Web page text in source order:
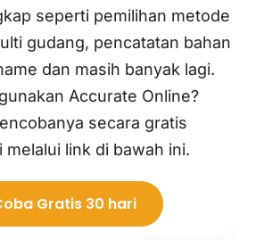
seperti pemilihan metode
gudang, pencatatan bahan
dan masih banyak lagi.
Accurate Online?
secara gratis
melalui link di bawah ini.
Gratis 30 hari